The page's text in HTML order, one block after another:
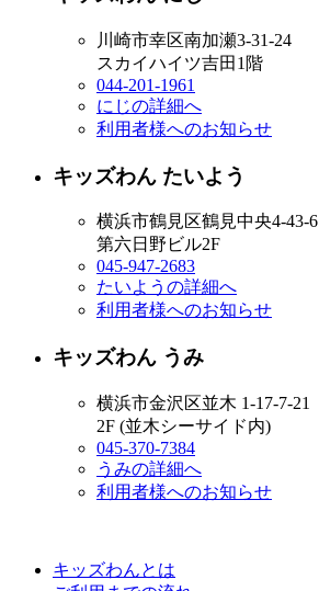
川崎市幸区南加瀬3-31-24
スカイハイツ吉田1階
044-201-1961
にじの詳細へ
利用者様へのお知らせ
キッズわん たいよう
横浜市鶴見区鶴見中央4-43-6
第六日野ビル2F
045-947-2683
たいようの詳細へ
利用者様へのお知らせ
キッズわん うみ
横浜市金沢区並木 1-17-7-21
2F (並木シーサイド内)
045-370-7384
うみの詳細へ
利用者様へのお知らせ
キッズわんとは